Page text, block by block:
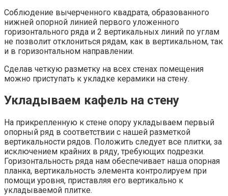
Соблюдение вычерченного квадрата, образованного
нижней опорной линией первого уложенного
горизонтального ряда и 2 вертикальных линий по углам
не позволит отклониться рядам, как в вертикальном, так
и в горизонтальном направлении.
Сделав четкую разметку на всех стенах помещения
можно приступать к укладке керамики на стену.
Укладываем кафель на стену
На прикрепленную к стене опору укладываем первый
опорный ряд в соответствии с нашей разметкой
вертикальности рядов. Положить следует все плитки, за
исключением крайних в ряду, требующих подрезки.
Горизонтальность ряда нам обеспечивает наша опорная
планка, вертикальность элемента контролируем при
помощи уровня, приставляя его вертикально к
укладываемой плитке.